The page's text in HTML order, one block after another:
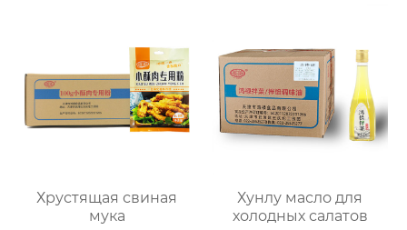
Хрустящая свиная
мука
Хунлу масло для
холодных салатов